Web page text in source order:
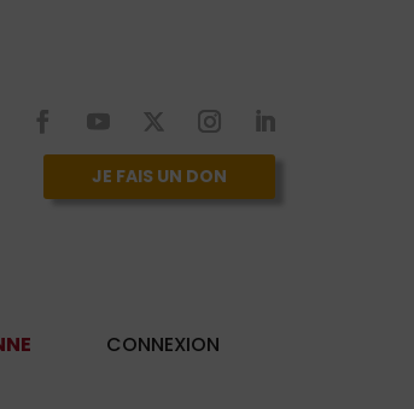
JE FAIS UN DON
CONNEXION